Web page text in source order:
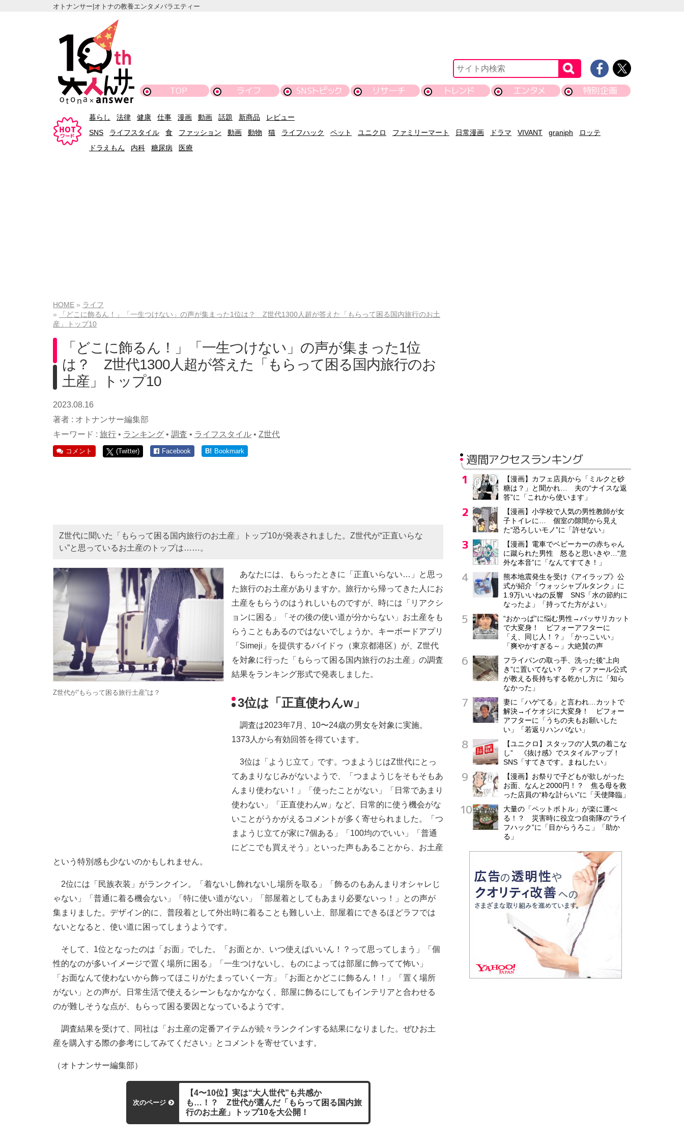
オトナンサー|オトナの教養エンタメバラエティー
TOP ライフ SNSトピック リサーチ トレンド エンタメ 特別企画
暮らし 法律 健康 仕事 漫画 動画 話題 新商品
レビュー
SNS
ライフスタイル 食 ファッション 動画 動物 猫 ライフハック ペット ユニクロ ファミリーマート 日常漫画 ドラマ VIVANT graniph
ロッテ
ドラえもん
内科 糖尿病 医療
HOME
ライフ
「どこに飾るん！」「一生つけない」の声が集まった1位は？ Z世代1300人超が答えた「もらって困る国内旅行のお土
産」トップ10
「どこに飾るん！」「一生つけない」の声が集まった1位
は？ Z世代1300人超が答えた「もらって困る国内旅行のお
土産」トップ10
2023.08.16
著者 : オトナンサー編集部
キーワード : 旅行 • ランキング • 調査 • ライフスタイル • Z世代
コメント (Twitter) Facebook B! Bookmark
Z世代に聞いた「もらって困る国内旅行のお土産」トップ10が発表されました。Z世代が“正直いらな
い”と思っているお土産のトップは……。
Z世代が“もらって困る旅行土産”は？
あなたには、もらったときに「正直いらない…」と思っ
た旅行のお土産がありますか。旅行から帰ってきた人にお
土産をもらうのはうれしいものですが、時には「リアクシ
ョンに困る」「その後の使い道が分からない」お土産をも
らうこともあるのではないでしょうか。キーボードアプリ
「Simeji」を提供するバイドゥ（東京都港区）が、Z世代
を対象に行った「もらって困る国内旅行のお土産」の調査
結果をランキング形式で発表しました。
3位は「正直使わんw」
調査は2023年7月、10〜24歳の男女を対象に実施。
1373人から有効回答を得ています。
3位は「ようじ立て」です。つまようじはZ世代にとっ
てあまりなじみがないようで、「つまようじをそもそもあ
んまり使わない！」「使ったことがない」「日常であまり
使わない」「正直使わんw」など、日常的に使う機会がな
いことがうかがえるコメントが多く寄せられました。「つ
まようじ立てが家に7個ある」「100均のでいい」「普通
にどこでも買えそう」といった声もあることから、お土産
という特別感も少ないのかもしれません。
2位には「民族衣装」がランクイン。「着ないし飾れないし場所を取る」「飾るのもあんまりオシャレじ
ゃない」「普通に着る機会ない」「特に使い道がない」「部屋着としてもあまり必要ないっ！」との声が
集まりました。デザイン的に、普段着として外出時に着ることも難しい上、部屋着にできるほどラフでは
ないとなると、使い道に困ってしまうようです。
そして、1位となったのは「お面」でした。「お面とか、いつ使えばいいん！？って思ってしまう」「個
性的なのが多いイメージで置く場所に困る」「一生つけないし、ものによっては部屋に飾ってて怖い」
「お面なんて使わないから飾ってほこりがたまっていく一方」「お面とかどこに飾るん！！」「置く場所
がない」との声が。日常生活で使えるシーンもなかなかなく、部屋に飾るにしてもインテリアと合わせる
のが難しそうな点が、もらって困る要因となっているようです。
調査結果を受けて、同社は「お土産の定番アイテムが続々ランクインする結果になりました。ぜひお土
産を購入する際の参考にしてみてください」とコメントを寄せています。
（オトナンサー編集部）
次のページ
【4〜10位】実は“大人世代”も共感か
も…！？ Z世代が選んだ「もらって困る国内旅
行のお土産」トップ10を大公開！
週間アクセスランキング
【漫画】カフェ店員から「ミルクと砂
糖は？」と聞かれ… 夫の“ナイスな返
答”に「これから使います」
【漫画】小学校で人気の男性教師が女
子トイレに… 個室の隙間から見え
た“恐ろしいモノ”に「許せない」
【漫画】電車でベビーカーの赤ちゃん
に蹴られた男性 怒ると思いきや…“意
外な本音”に「なんてすてき！」
熊本地震発生を受け《アイラップ》公
式が紹介「ウォッシャブルタンク」に
1.9万いいねの反響 SNS「水の節約に
なったよ」「持ってた方がよい」
“おかっぱ”に悩む男性→バッサリカット
で大変身！ ビフォーアフターに
「え、同じ人！？」「かっこいい」
「爽やかすぎる～」大絶賛の声
フライパンの取っ手、洗った後“上向
き”に置いてない？ ティファール公式
が教える長持ちする乾かし方に「知ら
なかった」
妻に「ハゲてる」と言われ…カットで
解決→イケオジに大変身！ ビフォー
アフターに「うちの夫もお願いした
い」「若返りハンパない」
【ユニクロ】スタッフの“人気の着こな
し” 《抜け感》でスタイルアップ！
SNS「すてきです。まねしたい」
【漫画】お祭りで子どもが欲しがった
お面、なんと2000円！？ 焦る母を救
った店員の“粋な計らい”に「天使降臨」
大量の「ペットボトル」が楽に運べ
る！？ 災害時に役立つ自衛隊の“ライ
フハック”に「目からうろこ」「助か
る」